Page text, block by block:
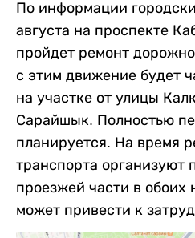
По информации
августа на проспекте
пройдет ремонт
с этим движение будет
на участке от улицы
Сарайшык. Полностью
планируется. На время
транспорта организуют
проезжей части в обоих
может привести к